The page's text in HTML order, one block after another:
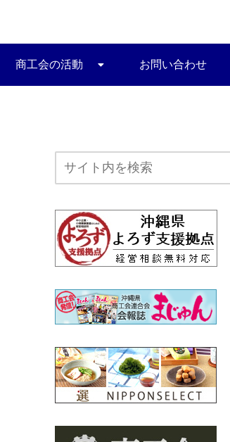
商工会の活動 お問い合わせ